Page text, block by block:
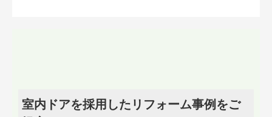
室内ドアを採用したリフォーム事例をご